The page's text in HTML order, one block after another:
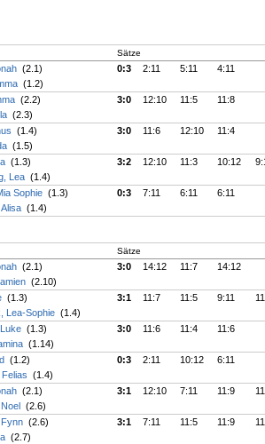
Sätze
(2.1)
(1.2)
0:3 2:11 5:11 4:11
(2.2)
(2.3)
3:0 12:10 11:5 11:8
(1.4)
(1.5)
3:0 11:6 12:10 11:4
(1.3)
Lea (1.4)
3:2 12:10 11:3 10:12
Sophie (1.3)
(1.4)
0:3 7:11 6:11 6:11
Sätze
(2.1)
(2.10)
3:0 14:12 11:7 14:12
(1.3)
Lea-Sophie (1.4)
3:1 11:7 11:5 9:11
(1.3)
(1.14)
3:0 11:6 11:4 11:6
(1.2)
(1.4)
0:3 2:11 10:12 6:11
(2.1)
(2.6)
3:1 12:10 7:11 11:9
(2.6)
(2.7)
3:1 7:11 11:5 11:9